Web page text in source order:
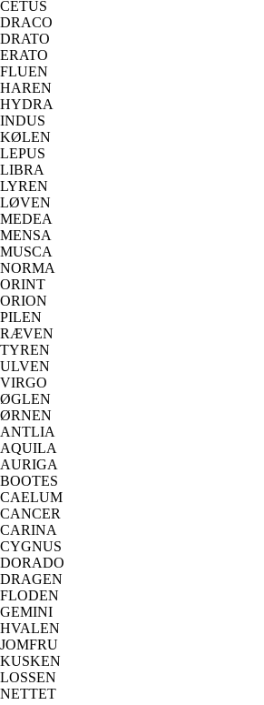
CETUS
DRACO
DRATO
ERATO
FLUEN
HAREN
HYDRA
INDUS
KØLEN
LEPUS
LIBRA
LYREN
LØVEN
MEDEA
MENSA
MUSCA
NORMA
ORINT
ORION
PILEN
RÆVEN
TYREN
ULVEN
VIRGO
ØGLEN
ØRNEN
ANTLIA
AQUILA
AURIGA
BOOTES
CAELUM
CANCER
CARINA
CYGNUS
DORADO
DRAGEN
FLODEN
GEMINI
HVALEN
JOMFRU
KUSKEN
LOSSEN
NETTET